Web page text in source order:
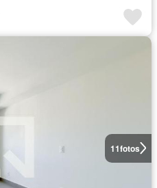
11fotos